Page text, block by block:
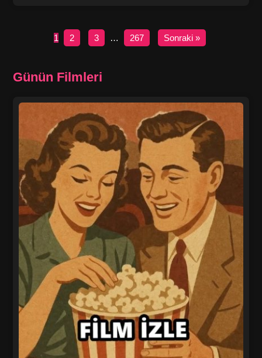
1 2 3 … 267 Sonraki »
Günün Filmleri